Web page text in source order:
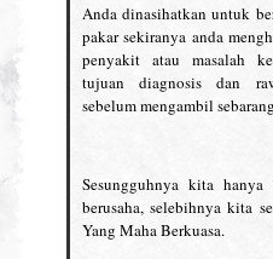
Anda dinasihatkan untuk
pakar sekiranya anda
penyakit atau masalah
tujuan diagnosis dan
sebelum mengambil
Sesungguhnya kita
berusaha, selebihnya kita
Yang Maha Berkuasa.